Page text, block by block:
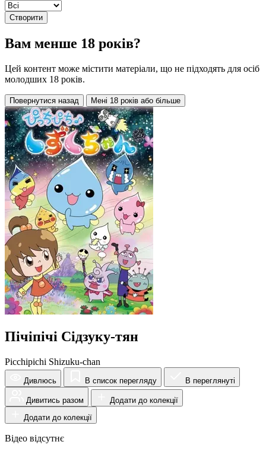
Створити
Вам менше 18 років?
Цей контент може містити матеріали, що не підходять для осіб
молодших 18 років.
Повернутися назад Мені 18 років або більше
Пічіпічі Сідзуку-тян
Picchipichi Shizuku-chan
Дивлюсь В список перегляду В переглянуті
Дивитись разом
Додати до колекції
Додати до колекції
Відео відсутнє